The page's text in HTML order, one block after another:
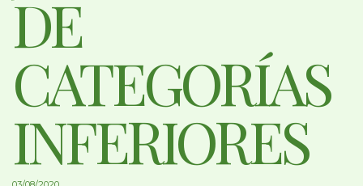
DE
CATEGORÍAS
INFERIORES